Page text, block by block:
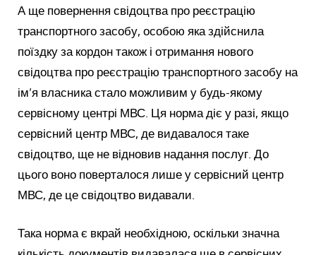
А ще повернення свідоцтва про реєстрацію
транспортного засобу, особою яка здійснила
поїздку за кордон також і отримання нового
свідоцтва про реєстрацію транспортного засобу на
ім’я власника стало можливим у будь-якому
сервісному центрі МВС. Ця норма діє у разі, якщо
сервісний центр МВС, де видавалося таке
свідоцтво, ще не відновив надання послуг. До
цього воно поверталося лише у сервісний центр
МВС, де це свідоцтво видавали.
Така норма є вкрай необхідною, оскільки значна